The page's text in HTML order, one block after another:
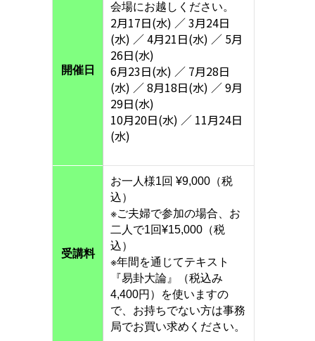
開催日
会場にお越しください。
2月17日(水) ／ 3月24日
(水) ／ 4月21日(水) ／ 5月
26日(水)
6月23日(水) ／ 7月28日
(水) ／ 8月18日(水) ／ 9月
29日(水)
10月20日(水) ／ 11月24日
(水)
受講料
お一人様1回 ¥9,000（税
込）
※ご夫婦で参加の場合、お
二人で1回¥15,000（税
込）
※年間を通じてテキスト
『易卦大論』（税込み
4,400円）を使いますの
で、お持ちでない方は事務
局でお買い求めください。